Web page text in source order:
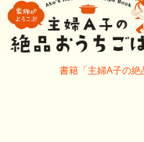
書籍「主婦A子の